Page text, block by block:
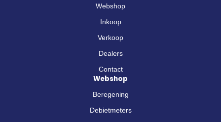
o
k
-
Webshop
Inkoop
Verkoop
Dealers
Contact
Webshop
Beregening
Debietmeters